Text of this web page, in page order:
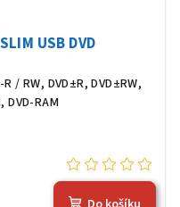
USB DVD
/ RW, DVD±R, DVD±RW,
DVD-RAM